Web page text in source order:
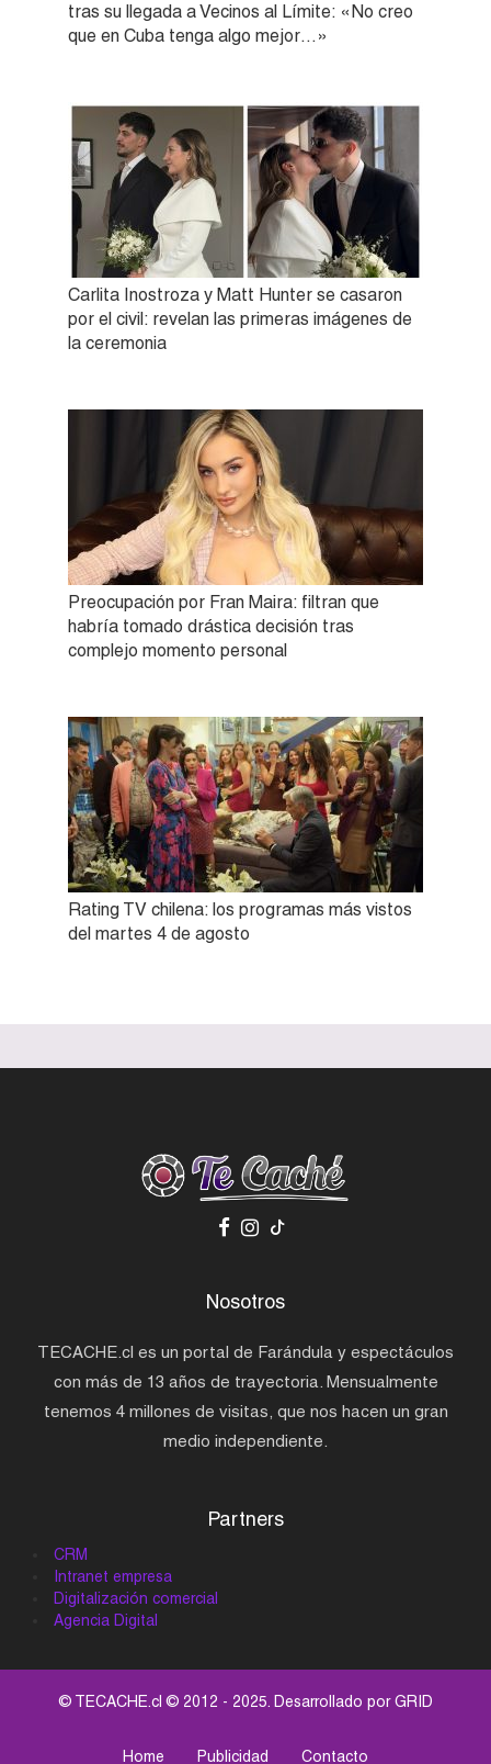
tras su llegada a Vecinos al Límite: «No creo
que en Cuba tenga algo mejor…»
Carlita Inostroza y Matt Hunter se casaron
por el civil: revelan las primeras imágenes de
la ceremonia
Preocupación por Fran Maira: filtran que
habría tomado drástica decisión tras
complejo momento personal
Rating TV chilena: los programas más vistos
del martes 4 de agosto
Nosotros
TECACHE.cl es un portal de Farándula y espectáculos
con más de 13 años de trayectoria. Mensualmente
tenemos 4 millones de visitas, que nos hacen un gran
medio independiente.
Partners
CRM
Intranet empresa
Digitalización comercial
Agencia Digital
© TECACHE.cl © 2012 - 2025. Desarrollado porGRID
Home Publicidad Contacto